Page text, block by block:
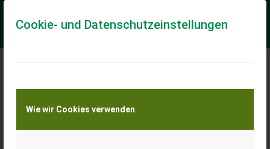
Cookie- und Datenschutzeinstellungen
Wie wir Cookies verwenden
Meine Transportkostenanfrage
Transport von Land- und Baumaschinen –
KEINE Tiertransporte